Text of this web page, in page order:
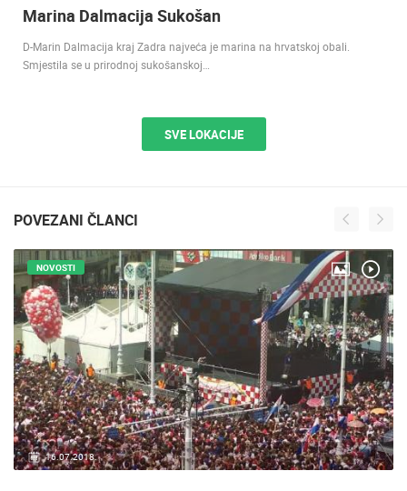
Marina Dalmacija Sukošan
D-Marin Dalmacija kraj Zadra najveća je marina na hrvatskoj obali.
Smjestila se u prirodnoj sukošanskoj…
SVE LOKACIJE
POVEZANI ČLANCI
16.07.2018.
NOVOSTI